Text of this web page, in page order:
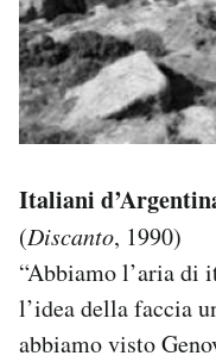
Italiani
(Discanto, 1990)
“Abbiamo l’aria di
l’idea della faccia
abbiamo visto